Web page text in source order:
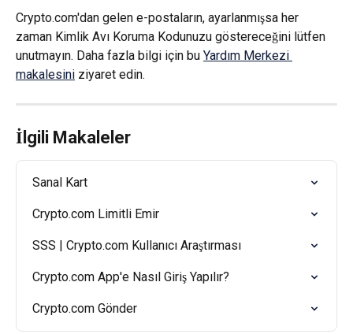
Crypto.com'dan gelen e-postaların, ayarlanmışsa her
zaman Kimlik Avı Koruma Kodunuzu göstereceğini lütfen
unutmayın. Daha fazla bilgi için bu Yardım Merkezi
makalesini ziyaret edin.
İlgili Makaleler
Sanal Kart
Crypto.com Limitli Emir
SSS | Crypto.com Kullanıcı Araştırması
Crypto.com App'e Nasıl Giriş Yapılır?
Crypto.com Gönder